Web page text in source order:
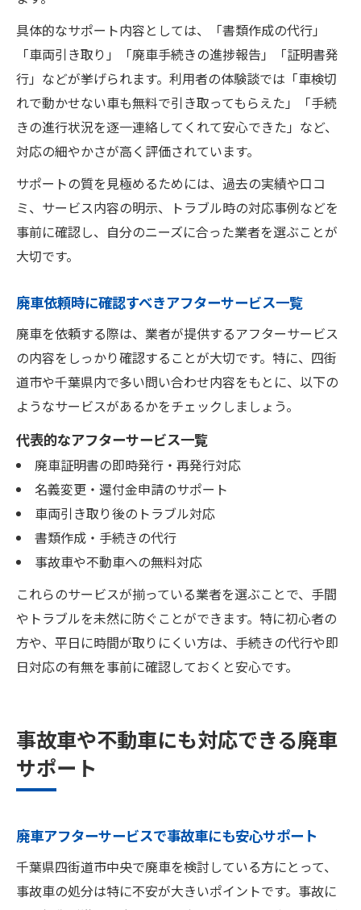
具体的なサポート内容としては、「書類作成の代行」
「車両引き取り」「廃車手続きの進捗報告」「証明書発
行」などが挙げられます。利用者の体験談では「車検切
れで動かせない車も無料で引き取ってもらえた」「手続
きの進行状況を逐一連絡してくれて安心できた」など、
対応の細やかさが高く評価されています。
サポートの質を見極めるためには、過去の実績や口コ
ミ、サービス内容の明示、トラブル時の対応事例などを
事前に確認し、自分のニーズに合った業者を選ぶことが
大切です。
廃車依頼時に確認すべきアフターサービス一覧
廃車を依頼する際は、業者が提供するアフターサービス
の内容をしっかり確認することが大切です。特に、四街
道市や千葉県内で多い問い合わせ内容をもとに、以下の
ようなサービスがあるかをチェックしましょう。
代表的なアフターサービス一覧
廃車証明書の即時発行・再発行対応
名義変更・還付金申請のサポート
車両引き取り後のトラブル対応
書類作成・手続きの代行
事故車や不動車への無料対応
これらのサービスが揃っている業者を選ぶことで、手間
やトラブルを未然に防ぐことができます。特に初心者の
方や、平日に時間が取りにくい方は、手続きの代行や即
日対応の有無を事前に確認しておくと安心です。
事故車や不動車にも対応できる廃車
サポート
廃車アフターサービスで事故車にも安心サポート
千葉県四街道市中央で廃車を検討している方にとって、
事故車の処分は特に不安が大きいポイントです。事故に